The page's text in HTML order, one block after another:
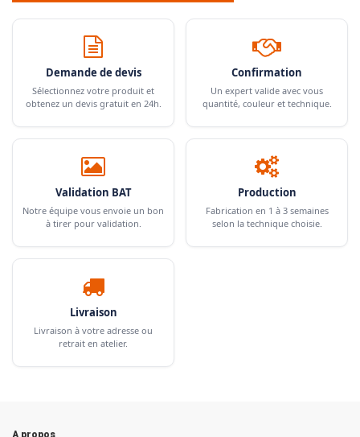
Demande de devis
Sélectionnez votre produit et
obtenez un devis gratuit en 24h.
Confirmation
Un expert valide avec vous
quantité, couleur et technique.
Validation BAT
Notre équipe vous envoie un bon
à tirer pour validation.
Production
Fabrication en 1 à 3 semaines
selon la technique choisie.
Livraison
Livraison à votre adresse ou
retrait en atelier.